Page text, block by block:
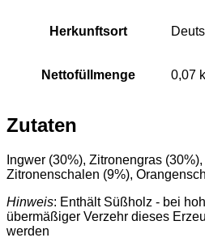
Herkunftsort
Nettofüllmenge 0,07
Zutaten
Ingwer (30%), Zitronengras
Zitronenschalen (9%),
Hinweis: Enthält Süßholz - bei
übermäßiger Verzehr dieses
werden